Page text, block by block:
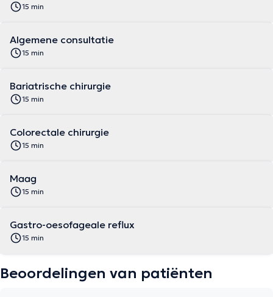
15 min
Algemene consultatie
15 min
Bariatrische chirurgie
15 min
Colorectale chirurgie
15 min
Maag
15 min
Gastro-oesofageale reflux
15 min
Beoordelingen van patiënten